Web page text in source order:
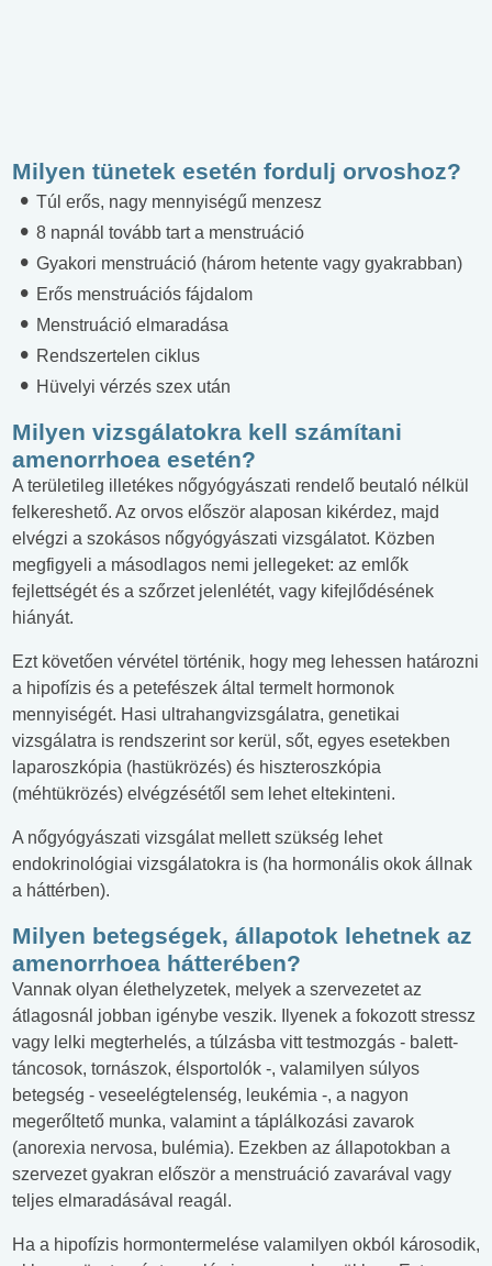
Milyen tünetek esetén fordulj orvoshoz?
Túl erős, nagy mennyiségű menzesz
8 napnál tovább tart a menstruáció
Gyakori menstruáció (három hetente vagy gyakrabban)
Erős menstruációs fájdalom
Menstruáció elmaradása
Rendszertelen ciklus
Hüvelyi vérzés szex után
Milyen vizsgálatokra kell számítani
amenorrhoea esetén?
A területileg illetékes nőgyógyászati rendelő beutaló nélkül
felkereshető. Az orvos először alaposan kikérdez, majd
elvégzi a szokásos nőgyógyászati vizsgálatot. Közben
megfigyeli a másodlagos nemi jellegeket: az emlők
fejlettségét és a szőrzet jelenlétét, vagy kifejlődésének
hiányát.
Ezt követően vérvétel történik, hogy meg lehessen határozni
a hipofízis és a petefészek által termelt hormonok
mennyiségét. Hasi ultrahangvizsgálatra, genetikai
vizsgálatra is rendszerint sor kerül, sőt, egyes esetekben
laparoszkópia (hastükrözés) és hiszteroszkópia
(méhtükrözés) elvégzésétől sem lehet eltekinteni.
A nőgyógyászati vizsgálat mellett szükség lehet
endokrinológiai vizsgálatokra is (ha hormonális okok állnak
a háttérben).
Milyen betegségek, állapotok lehetnek az
amenorrhoea hátterében?
Vannak olyan élethelyzetek, melyek a szervezetet az
átlagosnál jobban igénybe veszik. Ilyenek a fokozott stressz
vagy lelki megterhelés, a túlzásba vitt testmozgás - balett-
táncosok, tornászok, élsportolók -, valamilyen súlyos
betegség - veseelégtelenség, leukémia -, a nagyon
megerőltető munka, valamint a táplálkozási zavarok
(anorexia nervosa, bulémia). Ezekben az állapotokban a
szervezet gyakran először a menstruáció zavarával vagy
teljes elmaradásával reagál.
Ha a hipofízis hormontermelése valamilyen okból károsodik,